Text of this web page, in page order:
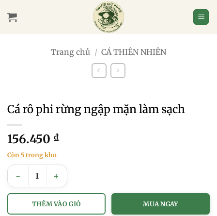
qua
Trang chủ / CÁ THIÊN NHIÊN
Cá rô phi rừng ngập mặn làm sạch
156.450 ₫
Còn 5 trong kho
Cá rô phi rừng ngập mặn làm sạch số lượng
THÊM VÀO GIỎ MUA NGAY